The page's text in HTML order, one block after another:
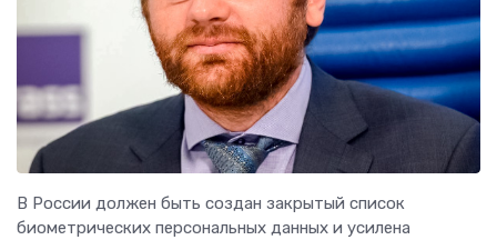
В России должен быть создан закрытый список
биометрических персональных данных и усилена